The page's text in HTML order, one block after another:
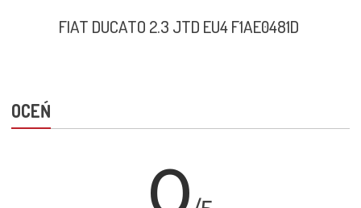
FIAT DUCATO 2.3 JTD EU4 F1AE0481D
OCEŃ